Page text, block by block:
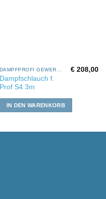
DAMPFPROFI GEWERBE
Dampfschlauch f.
Prof S4 3m
€ 208,00
IN DEN WARENKORB